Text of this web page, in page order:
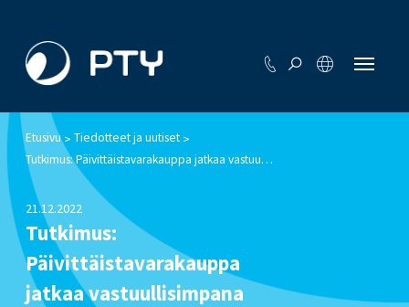
Etusivu> Tiedotteet ja uutiset >
Tutkimus: Päivittäistavarakauppa jatkaa vastuullisimpana toimialana
21.12.2022
Tutkimus:
Päivittäistavarakauppa
jatkaa vastuullisimpana